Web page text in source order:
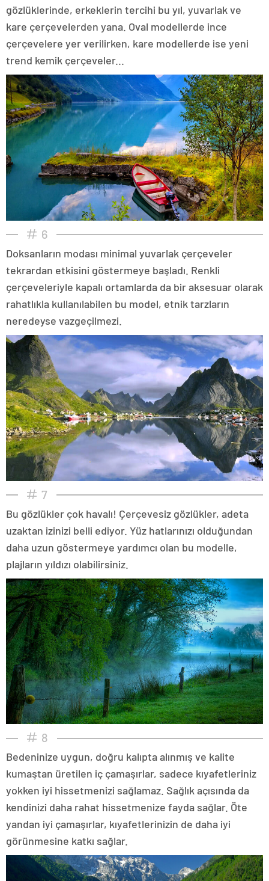
gözlüklerinde, erkeklerin tercihi bu yıl, yuvarlak ve
kare çerçevelerden yana. Oval modellerde ince
çerçevelere yer verilirken, kare modellerde ise yeni
trend kemik çerçeveler...
6
Doksanların modası minimal yuvarlak çerçeveler
tekrardan etkisini göstermeye başladı. Renkli
çerçeveleriyle kapalı ortamlarda da bir aksesuar olarak
rahatlıkla kullanılabilen bu model, etnik tarzların
neredeyse vazgeçilmezi.
7
Bu gözlükler çok havalı! Çerçevesiz gözlükler, adeta
uzaktan izinizi belli ediyor. Yüz hatlarınızı olduğundan
daha uzun göstermeye yardımcı olan bu modelle,
plajların yıldızı olabilirsiniz.
8
Bedeninize uygun, doğru kalıpta alınmış ve kalite
kumaştan üretilen iç çamaşırlar, sadece kıyafetleriniz
yokken iyi hissetmenizi sağlamaz. Sağlık açısında da
kendinizi daha rahat hissetmenize fayda sağlar. Öte
yandan iyi çamaşırlar, kıyafetlerinizin de daha iyi
görünmesine katkı sağlar.